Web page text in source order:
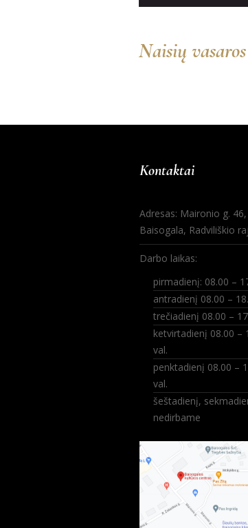
Naisių
Kontaktai
Adresas: Maironio g. 46,
Baisogala, Radviliškio
Darbo laikas:
pirmadienį: 08.00 –
antradienį 08.00 –
trečiadienį 08.00 –
ketvirtadienį 08.00 –
val.
penktadienį 08.00 –
val.
šeštadienį,
nedirbame